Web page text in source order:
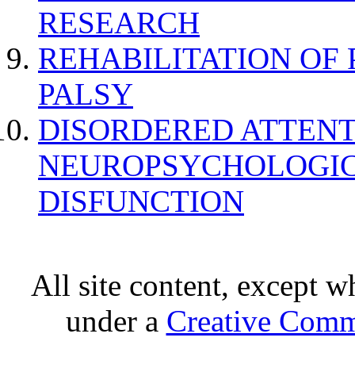
RESEARCH
REHABILITATION OF
PALSY
DISORDERED
DISFUNCTION
All site content, except
under a Creative